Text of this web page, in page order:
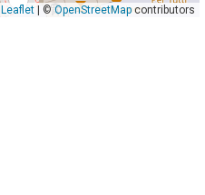
Leaflet| ©OpenStreetMapcontributors